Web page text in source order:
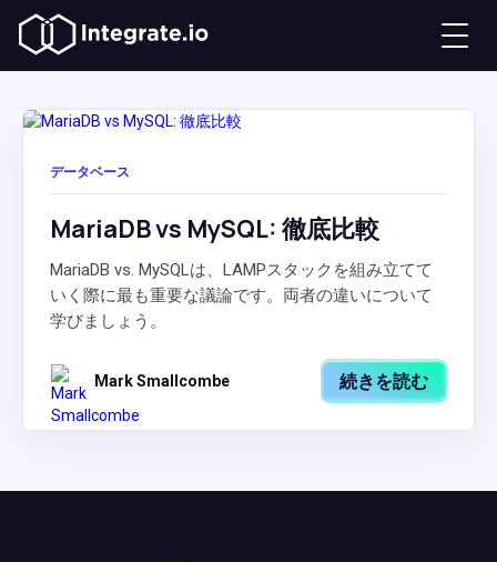
データベース
MariaDB vs MySQL: 徹底比較
MariaDB vs. MySQLは、LAMPスタックを組み立てて
いく際に最も重要な議論です。両者の違いについて
学びましょう。
Mark Smallcombe 続きを読む